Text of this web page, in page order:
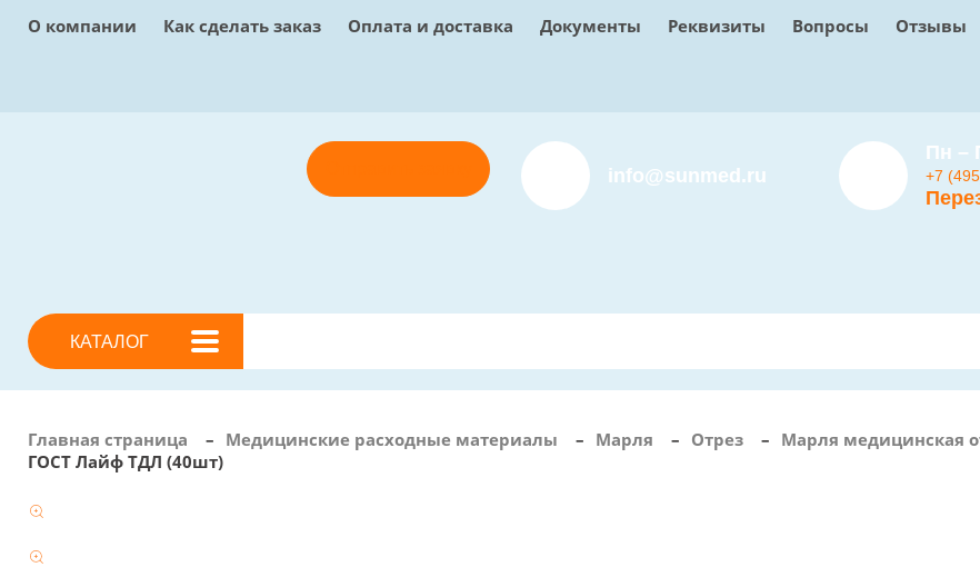
О компании Как сделать заказ Оплата и доставка Документы Реквизиты Вопросы Отзывы
info@sunmed.ru
Пн –
+7
КАТАЛОГ
Главная страница – Медицинские расходные материалы – Марля – Отрез – Марля медицинская
ГОСТ Лайф ТДЛ (40шт)